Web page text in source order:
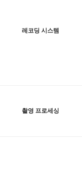
레코딩 시스템
촬영 프로세싱